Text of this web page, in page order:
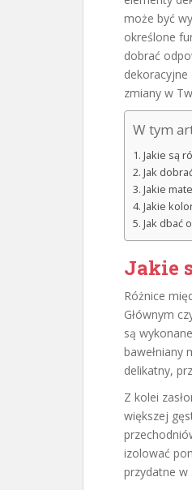
może być
określone
dobrać
dekoracyjne
zmiany w
W tym
Jakie są
Jak
Jakie
Jakie
Jak dbać
Jakie
Różnice
Głównym
są
bawełniany
delikatny,
Z kolei
większej
izolować
przydatne w